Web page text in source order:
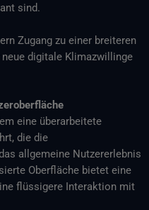
sind.
Zugang zu einer breiteren
digitale Klimazwillinge
eine überarbeitete
die die
allgemeine Nutzererlebnis
Oberfläche bietet eine
flüssigere Interaktion mit